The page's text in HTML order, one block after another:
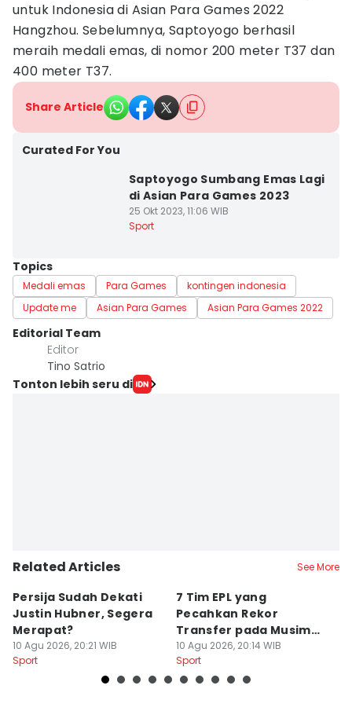
untuk Indonesia di Asian Para Games 2022
Hangzhou. Sebelumnya, Saptoyogo berhasil
meraih medali emas, di nomor 200 meter T37 dan
400 meter T37.
Share Article
Curated For You
Saptoyogo Sumbang Emas Lagi
di Asian Para Games 2023
25 Okt 2023, 11:06 WIB
Sport
Topics
Medali emas Para Games
kontingen indonesia
Update me
Asian Para Games Asian Para Games 2022
Editorial Team
Editor
Tino Satrio
Tonton lebih seru di
Related Articles See More
Persija Sudah Dekati
Justin Hubner, Segera
Merapat?
10 Agu 2026, 20:21 WIB
Sport
7 Tim EPL yang
Pecahkan Rekor
Transfer pada Musim
Panas 2026
10 Agu 2026, 20:14 WIB
Sport